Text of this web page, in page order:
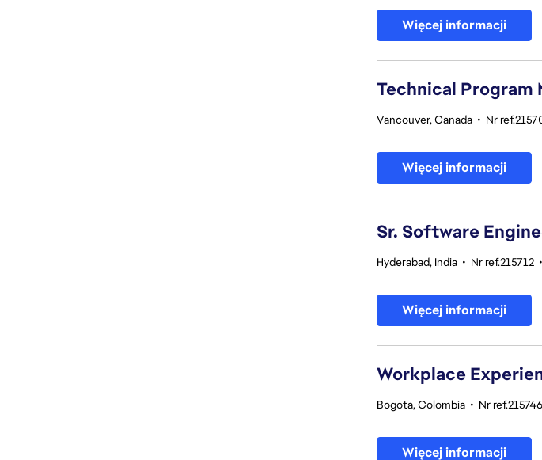
Więcej informacji
Technical Program
Vancouver, Canada • Nr
Więcej informacji
Sr. Software
Hyderabad, India • Nr ref.215712 •
Więcej informacji
Workplace
Bogota, Colombia • Nr ref.215746
Więcej informacji